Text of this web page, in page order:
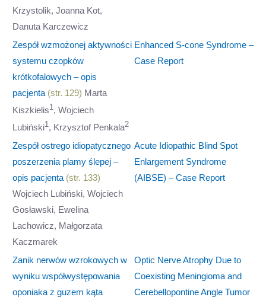
Krzystolik, Joanna Kot,
Danuta Karczewicz
Zespół wzmożonej aktywności
systemu czopków
krótkofalowych – opis
pacjenta (str. 129) Marta
Kiszkielis1 , Wojciech
Lubiński1 , Krzysztof Penkala2
Enhanced S-cone Syndrome –
Case Report
Zespół ostrego idiopatycznego
poszerzenia plamy ślepej –
opis pacjenta (str. 133)
Wojciech Lubiński, Wojciech
Gosławski, Ewelina
Lachowicz, Małgorzata
Kaczmarek
Acute Idiopathic Blind Spot
Enlargement Syndrome
(AIBSE) – Case Report
Zanik nerwów wzrokowych w
wyniku współwystępowania
oponiaka z guzem kąta
Optic Nerve Atrophy Due to
Coexisting Meningioma and
Cerebellopontine Angle Tumor